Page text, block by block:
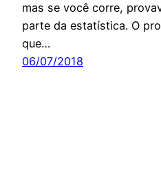
mas se você corre,
parte da estatística. O
que…
06/07/2018